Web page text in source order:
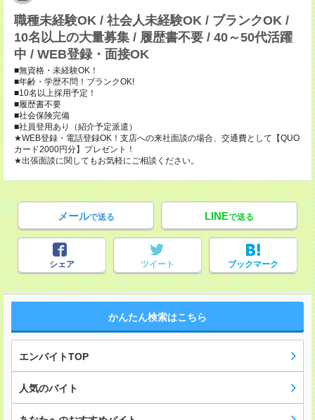
職種未経験OK / 社会人未経験OK / ブランクOK /
10名以上の大量募集 / 履歴書不要 / 40～50代活躍
中 / WEB登録・面接OK
■無資格・未経験OK！
■年齢・学歴不問！ブランクOK!
■10名以上採用予定！
■履歴書不要
■社会保険完備
■社員登用あり（紹介予定派遣）
★WEB登録・電話登録OK！支店への来社面談の場合、交通費として【QUO
カード2000円分】プレゼント！
★出張面談に関してもお気軽にご相談ください。
メールで送る LINEで送る
シェア ツイート ブックマーク
かんたん検索はこちら
エンバイトTOP
人気のバイト